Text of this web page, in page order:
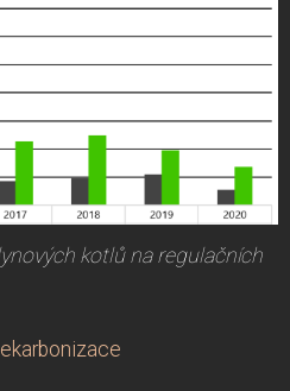
kotlů na regulačních